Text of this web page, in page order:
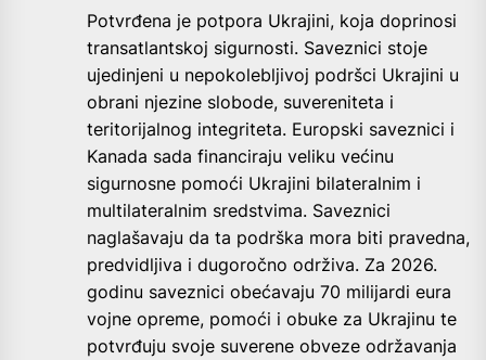
Potvrđena je potpora Ukrajini, koja doprinosi
transatlantskoj sigurnosti. Saveznici stoje
ujedinjeni u nepokolebljivoj podršci Ukrajini u
obrani njezine slobode, suvereniteta i
teritorijalnog integriteta. Europski saveznici i
Kanada sada financiraju veliku većinu
sigurnosne pomoći Ukrajini bilateralnim i
multilateralnim sredstvima. Saveznici
naglašavaju da ta podrška mora biti pravedna,
predvidljiva i dugoročno održiva. Za 2026.
godinu saveznici obećavaju 70 milijardi eura
vojne opreme, pomoći i obuke za Ukrajinu te
potvrđuju svoje suverene obveze održavanja